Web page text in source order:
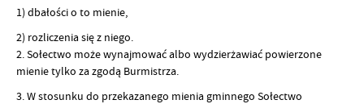
1) dbałości o to mienie,
2) rozliczenia się z niego.
2. Sołectwo może wynajmować albo wydzierżawiać powierzone
mienie tylko za zgodą Burmistrza.
3. W stosunku do przekazanego mienia gminnego Sołectwo